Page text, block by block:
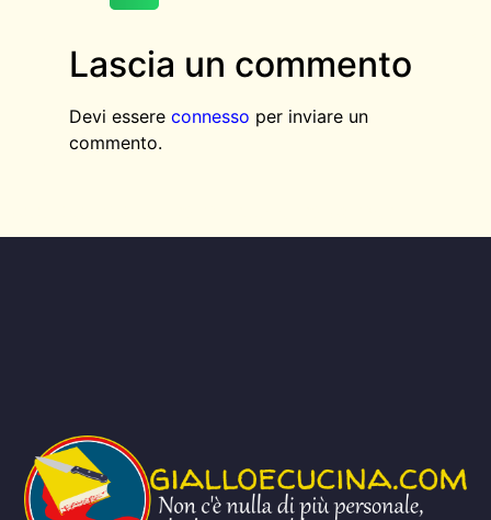
Lascia un commento
Devi essere connesso per inviare un
commento.